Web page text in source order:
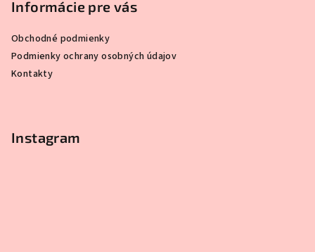
Informácie pre vás
Obchodné podmienky
Podmienky ochrany osobných údajov
Kontakty
Instagram